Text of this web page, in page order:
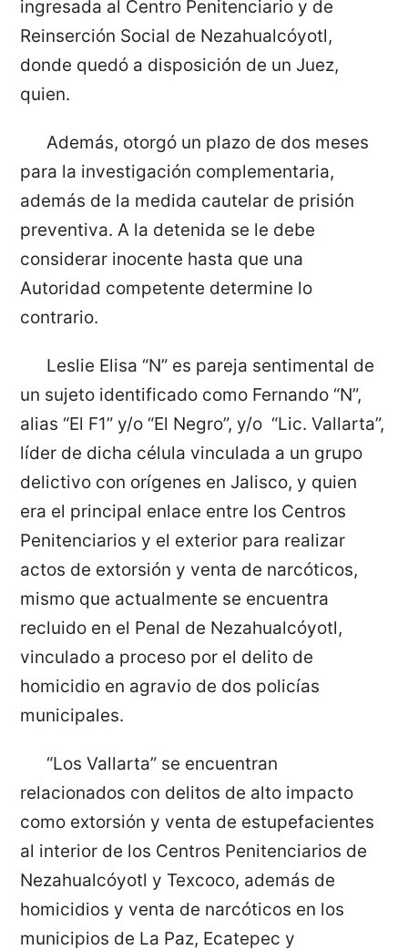
ingresada al Centro Penitenciario y de
Reinserción Social de Nezahualcóyotl,
donde quedó a disposición de un Juez,
quien.
Además, otorgó un plazo de dos meses
para la investigación complementaria,
además de la medida cautelar de prisión
preventiva. A la detenida se le debe
considerar inocente hasta que una
Autoridad competente determine lo
contrario.
Leslie Elisa “N” es pareja sentimental de
un sujeto identificado como Fernando “N”,
alias “El F1” y/o “El Negro”, y/o “Lic. Vallarta”,
líder de dicha célula vinculada a un grupo
delictivo con orígenes en Jalisco, y quien
era el principal enlace entre los Centros
Penitenciarios y el exterior para realizar
actos de extorsión y venta de narcóticos,
mismo que actualmente se encuentra
recluido en el Penal de Nezahualcóyotl,
vinculado a proceso por el delito de
homicidio en agravio de dos policías
municipales.
“Los Vallarta” se encuentran
relacionados con delitos de alto impacto
como extorsión y venta de estupefacientes
al interior de los Centros Penitenciarios de
Nezahualcóyotl y Texcoco, además de
homicidios y venta de narcóticos en los
municipios de La Paz, Ecatepec y